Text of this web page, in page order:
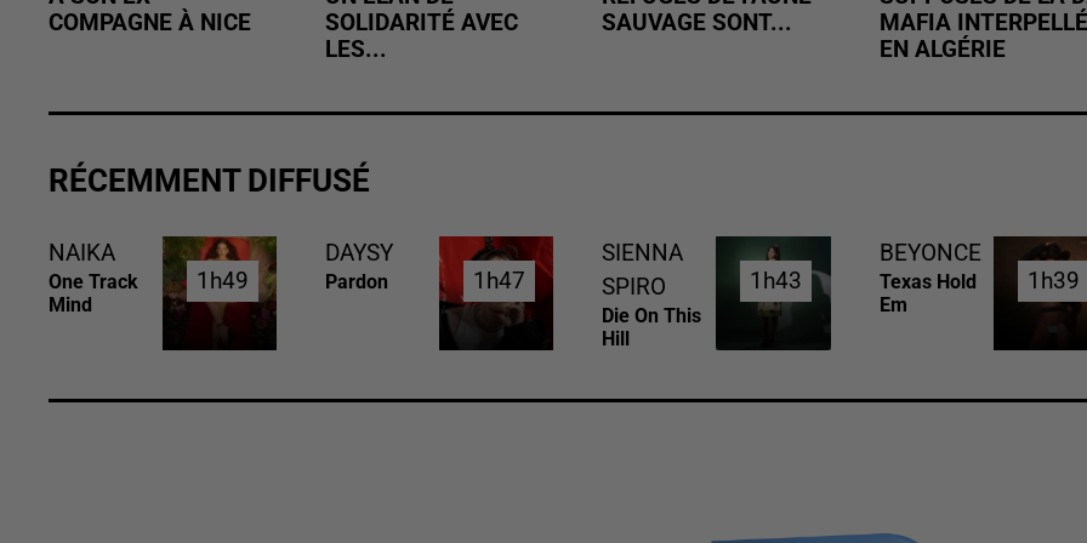
COMPAGNE À NICE
SOLIDARITÉ AVEC
LES...
SAUVAGE SONT...
MAFIA INTERPELLÉ
EN ALGÉRIE
RÉCEMMENT DIFFUSÉ
NAIKA
One Track
Mind
1h49
1h49
DAYSY
Pardon 1h47
1h47
SIENNA
SPIRO
Die On This
Hill
1h43
1h43
BEYONCE
Texas Hold
Em
1h39
1h39